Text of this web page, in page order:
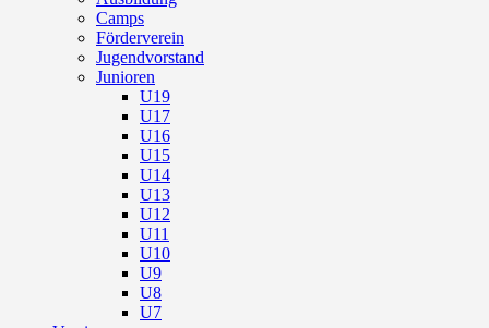
Camps
Förderverein
Jugendvorstand
Junioren
U19
U17
U16
U15
U14
U13
U12
U11
U10
U9
U8
U7